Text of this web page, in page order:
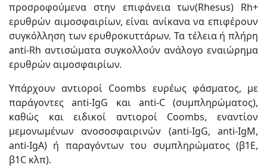
προσροφούμενα στην επιφάνεια των(Rhesus) Rh+
ερυθρών αιμοσφαιρίων, είναι ανίκανα να επιφέρουν
συγκόλληση των ερυθροκυττάρων. Τα τέλεια ή πλήρη
anti-Rh αντισώματα συγκολλούν ανάλογο εναιώρημα
ερυθρών αιμοσφαιρίων.
Υπάρχουν αντιοροί Coombs ευρέως φάσματος, με
παράγοντες anti-IgG και anti-C (συμπληρώματος),
καθώς και ειδικοί αντιοροί Coombs, εναντίον
μεμονωμένων ανοσοσφαιρινών (anti-IgG, anti-IgM,
anti-IgA) ή παραγόντων του συμπληρώματος (β1E,
β1C κλπ).